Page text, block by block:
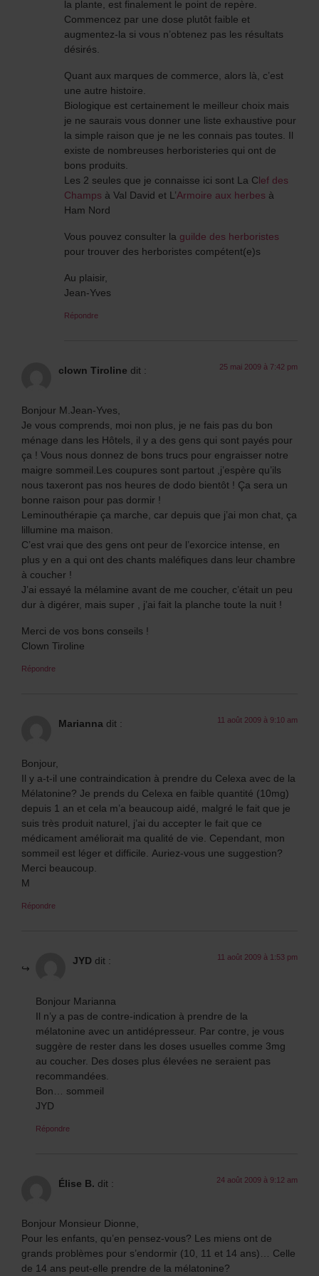
la plante, est finalement le point de repère.
Commencez par une dose plutôt faible et
augmentez-la si vous n’obtenez pas les résultats
désirés.
Quant aux marques de commerce, alors là, c’est
une autre histoire.
Biologique est certainement le meilleur choix mais
je ne saurais vous donner une liste exhaustive pour
la simple raison que je ne les connais pas toutes. Il
existe de nombreuses herboristeries qui ont de
bons produits.
Les 2 seules que je connaisse ici sont La Clef des
Champs à Val David et L’Armoire aux herbes à
Ham Nord
Vous pouvez consulter la guilde des herboristes
pour trouver des herboristes compétent(e)s
Au plaisir,
Jean-Yves
Répondre
clown Tiroline dit : 25 mai 2009 à 7:42 pm
Bonjour M.Jean-Yves,
Je vous comprends, moi non plus, je ne fais pas du bon
ménage dans les Hôtels, il y a des gens qui sont payés pour
ça ! Vous nous donnez de bons trucs pour engraisser notre
maigre sommeil.Les coupures sont partout ,j’espère qu’ils
nous taxeront pas nos heures de dodo bientôt ! Ça sera un
bonne raison pour pas dormir !
Leminouthérapie ça marche, car depuis que j’ai mon chat, ça
lillumine ma maison.
C’est vrai que des gens ont peur de l’exorcice intense, en
plus y en a qui ont des chants maléfiques dans leur chambre
à coucher !
J’ai essayé la mélamine avant de me coucher, c’était un peu
dur à digérer, mais super , j’ai fait la planche toute la nuit !
Merci de vos bons conseils !
Clown Tiroline
Répondre
Marianna dit : 11 août 2009 à 9:10 am
Bonjour,
Il y a-t-il une contraindication à prendre du Celexa avec de la
Mélatonine? Je prends du Celexa en faible quantité (10mg)
depuis 1 an et cela m’a beaucoup aidé, malgré le fait que je
suis très produit naturel, j’ai du accepter le fait que ce
médicament améliorait ma qualité de vie. Cependant, mon
sommeil est léger et difficile. Auriez-vous une suggestion?
Merci beaucoup.
M
Répondre
JYD dit : 11 août 2009 à 1:53 pm
Bonjour Marianna
Il n’y a pas de contre-indication à prendre de la
mélatonine avec un antidépresseur. Par contre, je vous
suggère de rester dans les doses usuelles comme 3mg
au coucher. Des doses plus élevées ne seraient pas
recommandées.
Bon… sommeil
JYD
Répondre
Élise B. dit : 24 août 2009 à 9:12 am
Bonjour Monsieur Dionne,
Pour les enfants, qu’en pensez-vous? Les miens ont de
grands problèmes pour s’endormir (10, 11 et 14 ans)… Celle
de 14 ans peut-elle prendre de la mélatonine?